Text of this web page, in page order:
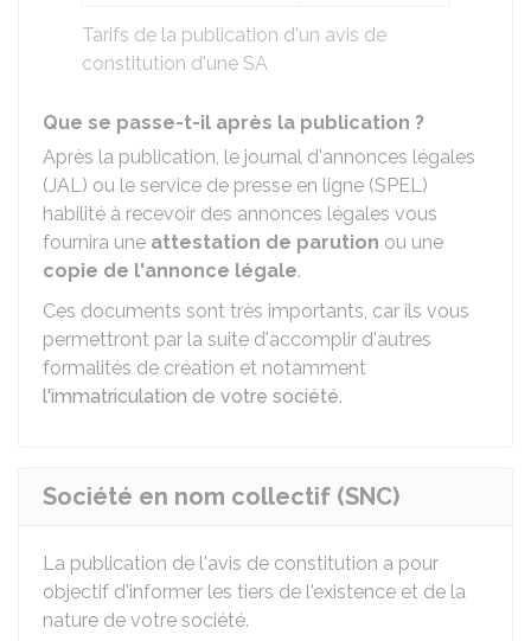
Tarifs de la publication d'un avis de
constitution d'une SA
Que se passe-t-il après la publication ?
Après la publication, le journal d'annonces légales
(JAL) ou le service de presse en ligne (SPEL)
habilité à recevoir des annonces légales vous
fournira une attestation de parution ou une
copie de l'annonce légale.
Ces documents sont très importants, car ils vous
permettront par la suite d'accomplir d'autres
formalités de création et notamment
l'immatriculation de votre société.
Société en nom collectif (SNC)
La publication de l'avis de constitution a pour
objectif d'informer les tiers de l'existence et de la
nature de votre société.